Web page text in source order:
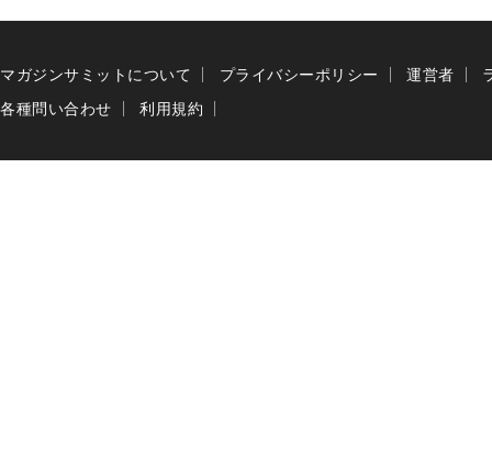
マガジンサミットについて プライバシーポリシー 運営者
各種問い合わせ
利用規約